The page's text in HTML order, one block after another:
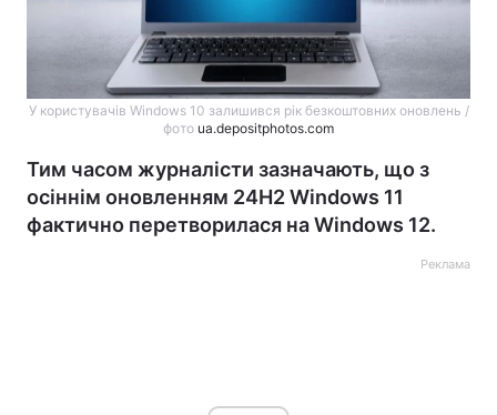
У користувачів Windows 10 залишився рік безкоштовних оновлень /
фото ua.depositphotos.com
Тим часом журналісти зазначають, що з
осіннім оновленням 24H2 Windows 11
фактично перетворилася на Windows 12.
Реклама